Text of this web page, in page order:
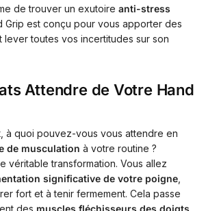
de trouver un exutoire anti-stress
Grip est conçu pour vous apporter des
lever toutes vos incertitudes sur son
Attendre de Votre Hand
à quoi pouvez-vous vous attendre en
de musculation à votre routine ?
véritable transformation. Vous allez
significative de votre poigne
fort et à tenir fermement. Cela passe